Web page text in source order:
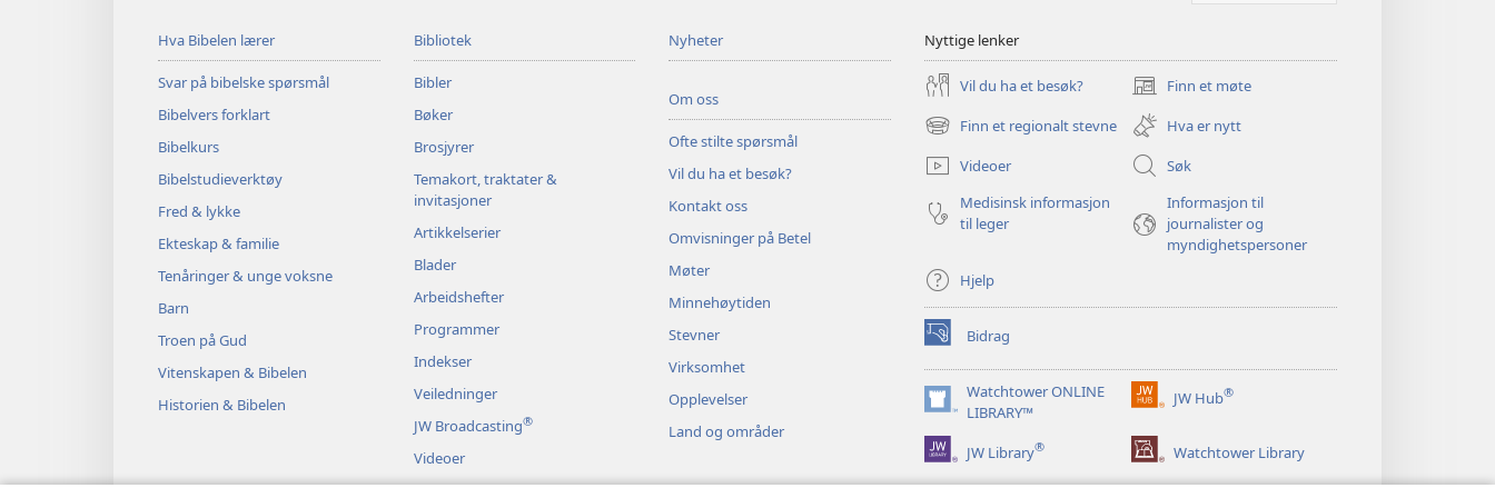
Hva Bibelen lærer
Svar på bibelske spørsmål
Bibelvers forklart
Bibelkurs
Bibelstudieverktøy
Fred & lykke
Ekteskap & familie
Tenåringer & unge voksne
Barn
Troen på Gud
Vitenskapen & Bibelen
Historien & Bibelen
Bibliotek
Bibler
Bøker
Brosjyrer
Temakort, traktater &
invitasjoner
Artikkelserier
Blader
Arbeidshefter
Programmer
Indekser
Veiledninger
JW Broadcasting®
Videoer
Musikk
Nyheter
Om oss
Ofte stilte spørsmål
Vil du ha et besøk?
Kontakt oss
Omvisninger på Betel
Møter
Minnehøytiden
Stevner
Virksomhet
Opplevelser
Land og områder
Nyttige lenker
Vil du ha et besøk? Finn et møte
(åpner
nytt
vindu)
Finn et regionalt stevne
(åpner
nytt
vindu)
Hva er nytt
Videoer
Søk
Medisinsk informasjon
til leger
Informasjon til
journalister og
myndighetspersoner
Hjelp
Bidrag
(åpner
nytt
vindu) Watchtower ONLINE
LIBRARY™
(åpner
nytt
vindu)
JW Hub®
(åpner
vindu)
JW Library® Watchtower Library